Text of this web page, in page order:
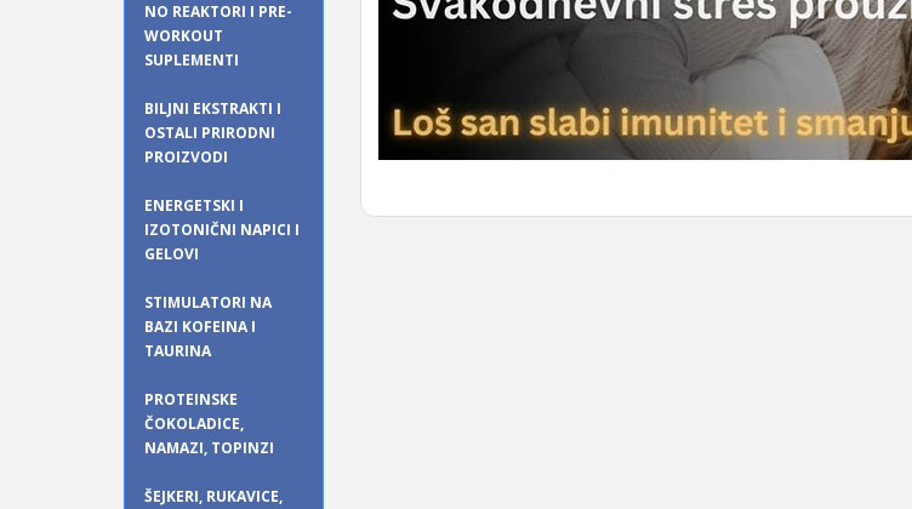
NO REAKTORI I PRE-
WORKOUT
SUPLEMENTI
BILJNI EKSTRAKTI I
OSTALI PRIRODNI
PROIZVODI
ENERGETSKI I
IZOTONIČNI NAPICI I
GELOVI
STIMULATORI NA
BAZI KOFEINA I
TAURINA
PROTEINSKE
ČOKOLADICE,
NAMAZI, TOPINZI
ŠEJKERI, RUKAVICE,